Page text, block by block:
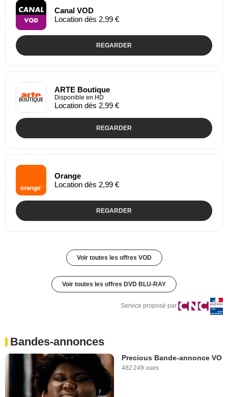
Canal VOD
Location dès 2,99 €
REGARDER
ARTE Boutique
Disponible en HD
Location dès 2,99 €
REGARDER
Orange
Location dès 2,99 €
REGARDER
Voir toutes les offres VOD
Voir toutes les offres DVD BLU-RAY
Service proposé par
Bandes-annonces
Precious Bande-annonce VO
482 249 vues